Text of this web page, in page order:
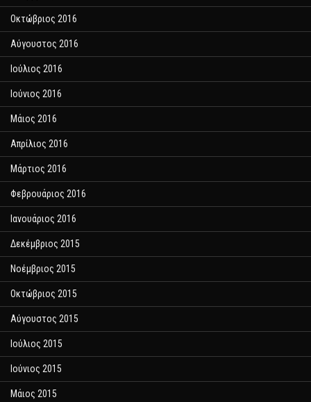
Οκτώβριος 2016
Αύγουστος 2016
Ιούλιος 2016
Ιούνιος 2016
Μάιος 2016
Απρίλιος 2016
Μάρτιος 2016
Φεβρουάριος 2016
Ιανουάριος 2016
Δεκέμβριος 2015
Νοέμβριος 2015
Οκτώβριος 2015
Αύγουστος 2015
Ιούλιος 2015
Ιούνιος 2015
Μάιος 2015